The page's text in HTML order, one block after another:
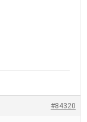
#84320